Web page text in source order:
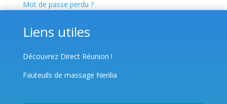
Mot de passe perdu ?
Liens utiles
Découvrez Direct Réunion !
Fauteuils de massage Nerilia